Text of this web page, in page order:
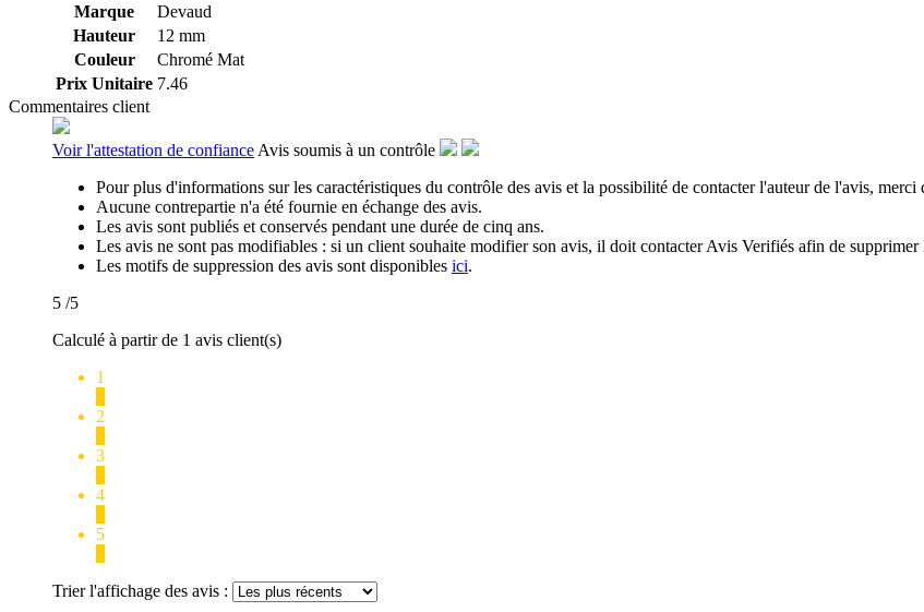
Marque
Devaud
Hauteur
12 mm
Couleur
Chromé Mat
Prix Unitaire 7.46
Commentaires client
Voir l'attestation de confiance Avis soumis à un contrôle
Pour plus d'informations sur les caractéristiques du contrôle des avis et la possibilité de contacter l'auteur de l'avis, merci
Aucune contrepartie n'a été fournie en échange des avis.
Les avis sont publiés et conservés pendant une durée de cinq ans.
Les avis ne sont pas modifiables : si un client souhaite modifier son avis, il doit contacter Avis Verifiés afin de
Les motifs de suppression des avis sont disponibles ici.
5 /5
Calculé à partir de 1 avis client(s)
1
2
3
4
5
Trier l'affichage des avis :